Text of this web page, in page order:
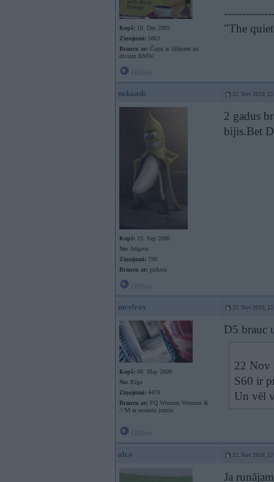
Kopš: 19. Dec 2005
Ziņojumi: 5863
Braucu ar: Čupu ar lūžņiem un
diviem BMW.
"The
nekaads 22. Nov 2010,
Kopš: 15. Sep 2006
No: Jelgava
Ziņojumi: 799
Braucu ar: pirkstu
2 gadus
bijis.Bet
mcelroy 22. Nov 2010,
Kopš: 08. May 2008
No: Rīga
Ziņojumi: 4478
Braucu ar: FQ Wrumm Wrumm &
///M ar norautu jumtu
D5 brauc
22 Nov
S60 ir
Un vēl
alco 22. Nov 2010,
Ja